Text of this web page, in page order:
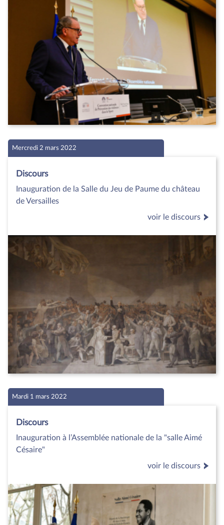
Mercredi 2 mars 2022
Discours
Inauguration de la Salle du Jeu de Paume du château
de Versailles
voir le discours
Mardi 1 mars 2022
Discours
Inauguration à l’Assemblée nationale de la "salle Aimé
Césaire"
voir le discours